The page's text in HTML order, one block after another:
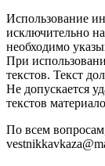
Использование
исключительно
необходимо
При
текстов. Текст
Не допускается
текстов
По всем